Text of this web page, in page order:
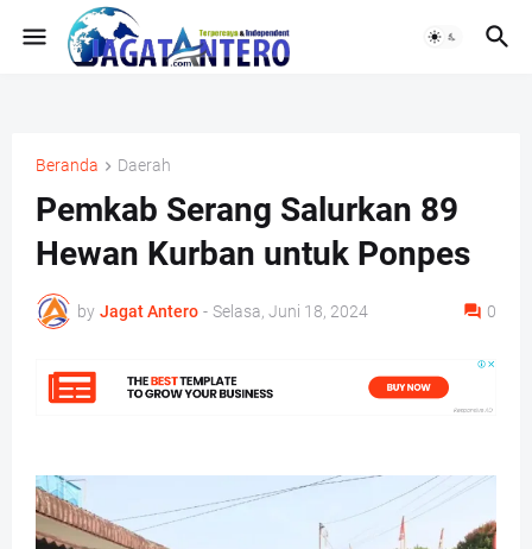
Beranda Daerah
Pemkab Serang Salurkan 89
Hewan Kurban untuk Ponpes
by Jagat Antero - Selasa, Juni 18, 2024 0